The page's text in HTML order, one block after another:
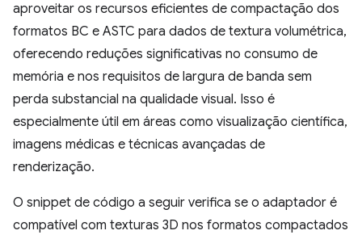
aproveitar os recursos eficientes de compactação dos
formatos BC e ASTC para dados de textura volumétrica,
oferecendo reduções significativas no consumo de
memória e nos requisitos de largura de banda sem
perda substancial na qualidade visual. Isso é
especialmente útil em áreas como visualização científica,
imagens médicas e técnicas avançadas de
renderização.
O snippet de código a seguir verifica se o adaptador é
compatível com texturas 3D nos formatos compactados